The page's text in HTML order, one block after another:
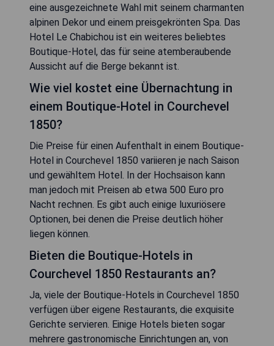
eine ausgezeichnete Wahl mit seinem charmanten
alpinen Dekor und einem preisgekrönten Spa. Das
Hotel Le Chabichou ist ein weiteres beliebtes
Boutique-Hotel, das für seine atemberaubende
Aussicht auf die Berge bekannt ist.
Wie viel kostet eine Übernachtung in
einem Boutique-Hotel in Courchevel
1850?
Die Preise für einen Aufenthalt in einem Boutique-
Hotel in Courchevel 1850 variieren je nach Saison
und gewähltem Hotel. In der Hochsaison kann
man jedoch mit Preisen ab etwa 500 Euro pro
Nacht rechnen. Es gibt auch einige luxuriösere
Optionen, bei denen die Preise deutlich höher
liegen können.
Bieten die Boutique-Hotels in
Courchevel 1850 Restaurants an?
Ja, viele der Boutique-Hotels in Courchevel 1850
verfügen über eigene Restaurants, die exquisite
Gerichte servieren. Einige Hotels bieten sogar
mehrere gastronomische Einrichtungen an, von